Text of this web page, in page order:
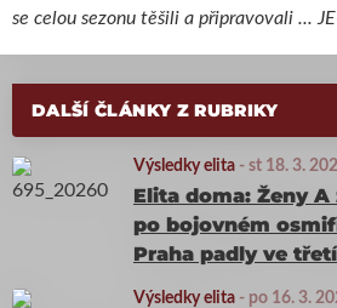
DALŠÍ ČLÁNKY Z RUBRIKY
Výsledky elita - st 18. 3.
Elita doma: Ženy
po bojovném
Praha padly ve
Výsledky elita - po 16. 3.
se celou sezonu těšili a připravovali ...